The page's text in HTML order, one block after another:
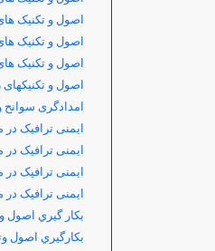
اصول و تکنیک
اصول و تکنیک
اصول و تکنیک
اصول و
امدادگری
ایمنی ترافیک در مدارس سنین 6-
ایمنی ترافیک در مدارس
ایمنی ترافیک در مدارس
ایمنی ترافیک در مدارس سنین
بكار گيري اصول
بكارگيري اصول